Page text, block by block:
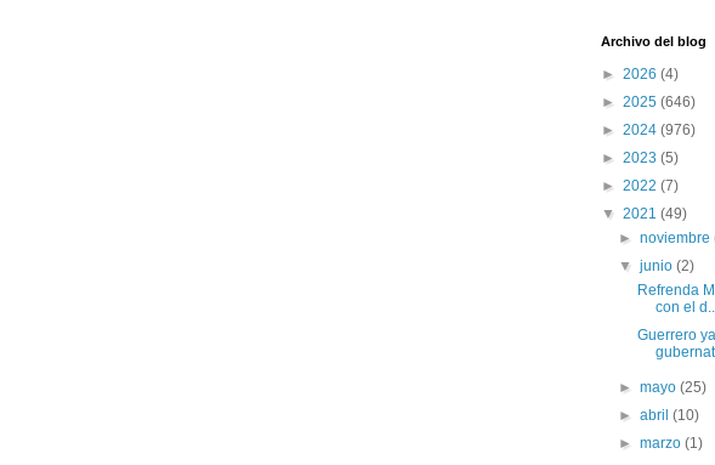
Archivo del blog
► 2026 (4)
► 2025 (646)
► 2024 (976)
► 2023 (5)
► 2022 (7)
▼ 2021 (49)
►noviembre
▼junio(2)
Refrenda
con el
Guerrero
►mayo(25)
►abril(10)
►marzo(1)